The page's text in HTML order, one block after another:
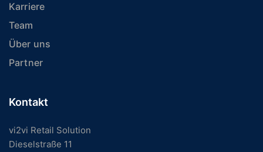
Karriere
Team
Über uns
Partner
Kontakt
vi2vi Retail Solution
Dieselstraße 11